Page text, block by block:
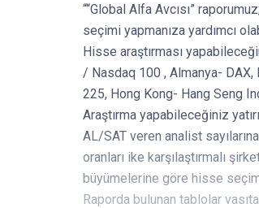
““Global Alfa Avcısı”
seçimi yapmanıza yardımcı
Hisse araştırması
/ Nasdaq 100 , Almanya- DAX,
225, Hong Kong- Hang Seng
Araştırma yapabileceğiniz
AL/SAT veren analist
oranları ike karşılaştırmalı
büyümelerine göre hisse
Raporda bulunan tablolar